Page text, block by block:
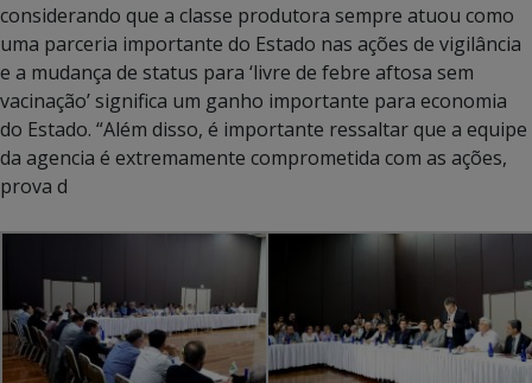
considerando que a classe produtora sempre atuou como
uma parceria importante do Estado nas ações de vigilância
e a mudança de status para ‘livre de febre aftosa sem
vacinação’ significa um ganho importante para economia
do Estado. “Além disso, é importante ressaltar que a equipe
da agencia é extremamente comprometida com as ações,
prova d